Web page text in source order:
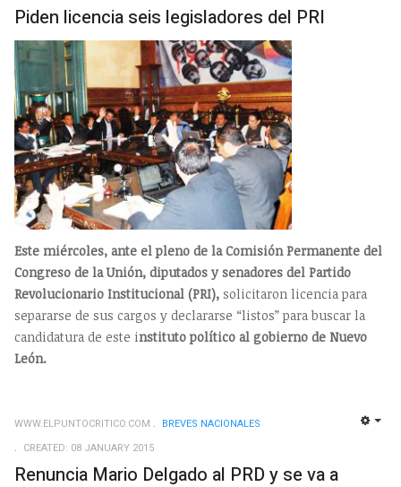
Piden licencia seis legisladores del PRI
Este miércoles, ante el pleno de la Comisión Permanente del
Congreso de la Unión, diputados y senadores del Partido
Revolucionario Institucional (PRI), solicitaron licencia para
separarse de sus cargos y declararse “listos” para buscar la
candidatura de este instituto político al gobierno de Nuevo
León.
WWW.ELPUNTOCRITICO.COM
BREVES NACIONALES
CREATED: 08 JANUARY 2015
Renuncia Mario Delgado al PRD y se va a